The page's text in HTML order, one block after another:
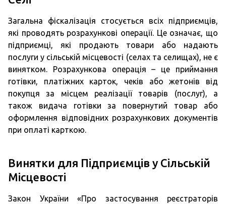
Загальна фіскалізація стосується всіх підприємців,
які проводять розрахункові операції. Це означає, що
підприємці, які продають товари або надають
послуги у сільській місцевості (селах та селищах), не є
винятком. Розрахункова операція – це приймання
готівки, платіжних карток, чеків або жетонів від
покупця за місцем реалізації товарів (послуг), а
також видача готівки за повернутий товар або
оформлення відповідних розрахункових документів
при оплаті карткою.
Винятки для Підприємців у Сільській
Місцевості
Закон України «Про застосування реєстраторів